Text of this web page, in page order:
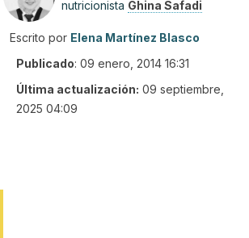
nutricionista Ghina Safadi
Escrito por Elena Martínez Blasco
Publicado: 09 enero, 2014 16:31
Última actualización: 09 septiembre,
2025 04:09